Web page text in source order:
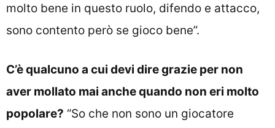
molto bene in questo ruolo, difendo e attacco,
sono contento però se gioco bene”.
C’è qualcuno a cui devi dire grazie per non
aver mollato mai anche quando non eri molto
popolare? “So che non sono un giocatore